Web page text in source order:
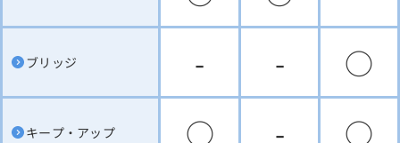
ブリッジ - - ○
キープ・アップ ○ - ○